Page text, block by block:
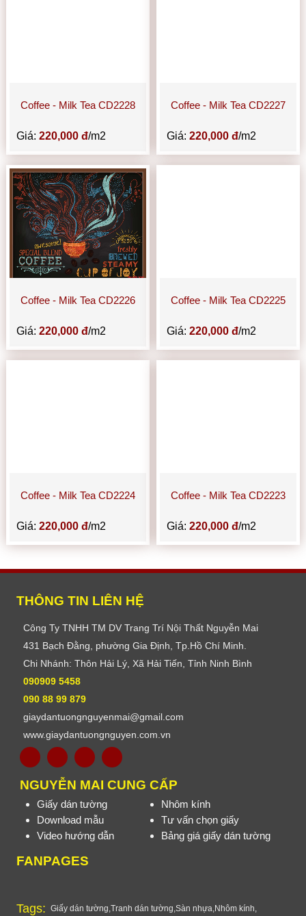
Coffee - Milk Tea CD2228
Giá:220,000 đ/m2
Coffee - Milk Tea CD2227
Giá: 220,000 đ/m2
Coffee - Milk Tea CD2226
Giá:220,000 đ/m2
Coffee - Milk Tea CD2225
Giá: 220,000 đ/m2
Coffee - Milk Tea CD2224
Giá:220,000 đ/m2
Coffee - Milk Tea CD2223
Giá: 220,000 đ/m2
THÔNG TIN LIÊN HỆ
Công Ty TNHH TM DV Trang Trí Nội Thất Nguyễn Mai
431 Bạch Đằng, phường Gia Định, Tp.Hồ Chí Minh.
Chi Nhánh: Thôn Hải Lý, Xã Hải Tiến, Tỉnh Ninh Bình
090909 5458
090 88 99 879
giaydantuongnguyenmai@gmail.com
www.giaydantuongnguyen.com.vn
NGUYỄN MAI CUNG CẤP
Giấy dán tường
Nhôm kính
Download mẫu
Tư vấn chọn giấy
Video hướng dẫn
Bảng giá giấy dán tường
FANPAGES
Tags: Giấy dán tường ,Tranh dán tường ,Sàn nhựa Nhôm kính